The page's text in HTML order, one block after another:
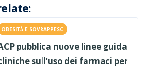
OBESITÀ E SOVRAPPESO
pubblica nuove linee guida
sull’uso dei farmaci per